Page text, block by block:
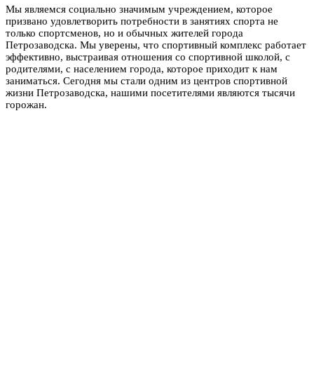
Мы являемся социально значимым учреждением, которое
призвано удовлетворить потребности в занятиях спорта не
только спортсменов, но и обычных жителей города
Петрозаводска. Мы уверены, что спортивный комплекс работает
эффективно, выстраивая отношения со спортивной школой, с
родителями, с населением города, которое приходит к нам
заниматься. Сегодня мы стали одним из центров спортивной
жизни Петрозаводска, нашими посетителями являются тысячи
горожан.